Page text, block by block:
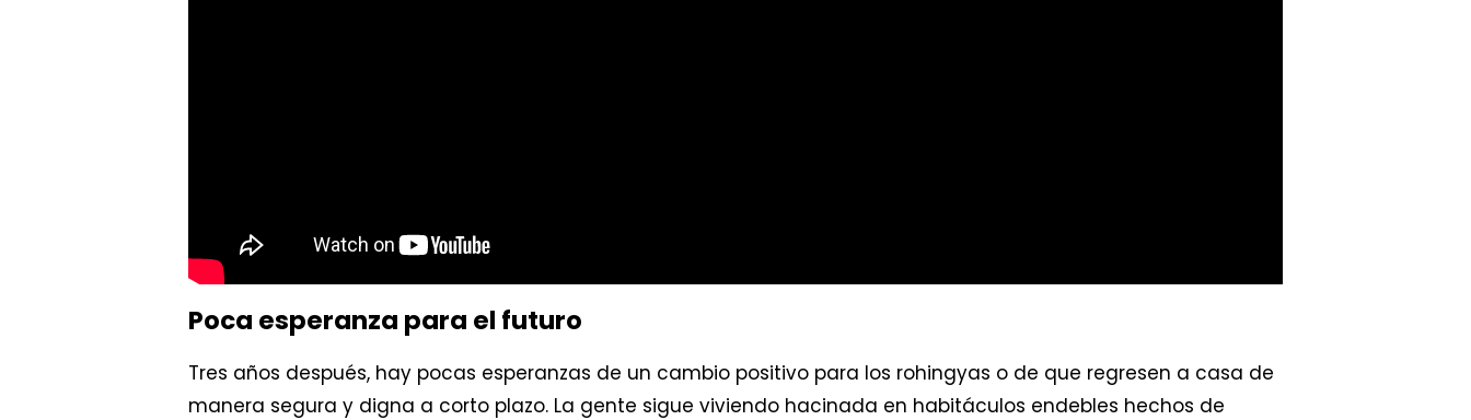
Poca esperanza para el futuro
Tres años después, hay pocas esperanzas de un cambio positivo para los rohingyas o de que regresen a casa de
manera segura y digna a corto plazo. La gente sigue viviendo hacinada en habitáculos endebles hechos de